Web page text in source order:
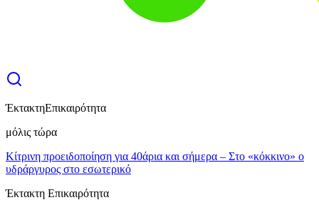
ΈκτακτηΕπικαιρότητα
μόλις τώρα
Κίτρινη προειδοποίηση για 40άρια και σήμερα – Στο «κόκκινο» ο
υδράργυρος στο εσωτερικό
Έκτακτη Επικαιρότητα